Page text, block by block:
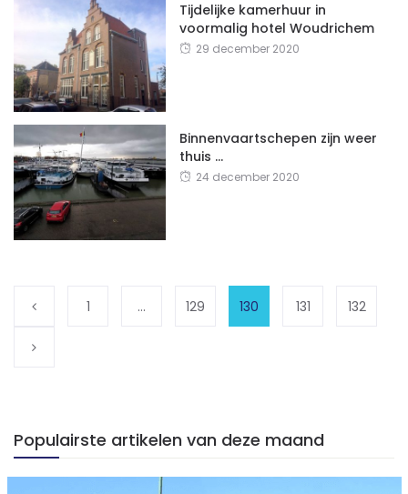
Tijdelijke kamerhuur in
voormalig hotel Woudrichem
29 december 2020
Binnenvaartschepen zijn weer
thuis …
24 december 2020
1 … 129 130 131 132
Populairste artikelen van deze maand